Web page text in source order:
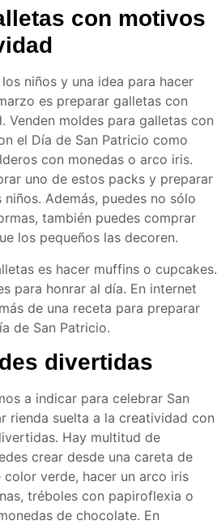
con motivos
niños y una idea para hacer
es preparar galletas con
Venden moldes para galletas con
el Día de San Patricio como
con monedas o arco iris.
uno de estos packs y preparar
Además, puedes no sólo
también puedes comprar
los pequeños las decoren.
es hacer muffins o cupcakes.
para honrar al día. En internet
de una receta para preparar
de San Patricio.
divertidas
a indicar para celebrar San
rienda suelta a la creatividad con
Hay multitud de
crear desde una careta de
color verde, hacer un arco iris
tréboles con papiroflexia o
de chocolate. En